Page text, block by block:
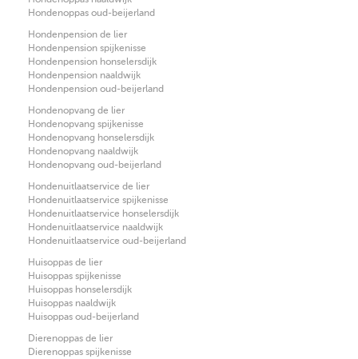
Hondenoppas oud-beijerland
Hondenpension de lier
Hondenpension spijkenisse
Hondenpension honselersdijk
Hondenpension naaldwijk
Hondenpension oud-beijerland
Hondenopvang de lier
Hondenopvang spijkenisse
Hondenopvang honselersdijk
Hondenopvang naaldwijk
Hondenopvang oud-beijerland
Hondenuitlaatservice de lier
Hondenuitlaatservice spijkenisse
Hondenuitlaatservice honselersdijk
Hondenuitlaatservice naaldwijk
Hondenuitlaatservice oud-beijerland
Huisoppas de lier
Huisoppas spijkenisse
Huisoppas honselersdijk
Huisoppas naaldwijk
Huisoppas oud-beijerland
Dierenoppas de lier
Dierenoppas spijkenisse